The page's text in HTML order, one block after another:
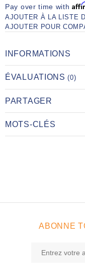
Pay over time with
AJOUTER À LA LISTE
AJOUTER POUR
INFORMATIONS
ÉVALUATIONS(0)
PARTAGER
MOTS-CLÉS
ABONNE